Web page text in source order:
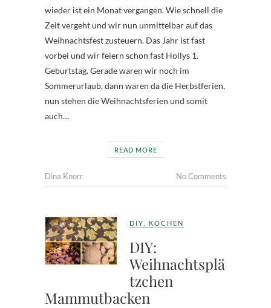
wieder ist ein Monat vergangen. Wie schnell die
Zeit vergeht und wir nun unmittelbar auf das
Weihnachtsfest zusteuern. Das Jahr ist fast
vorbei und wir feiern schon fast Hollys 1.
Geburtstag. Gerade waren wir noch im
Sommerurlaub, dann waren da die Herbstferien,
nun stehen die Weihnachtsferien und somit
auch…
READ MORE
Dina Knorr No Comments
DIY KOCHEN
DIY:
Weihnachtsplä
tzchen
Mammutbacken